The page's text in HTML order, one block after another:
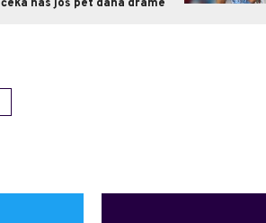
čeka nas još pet dana drame